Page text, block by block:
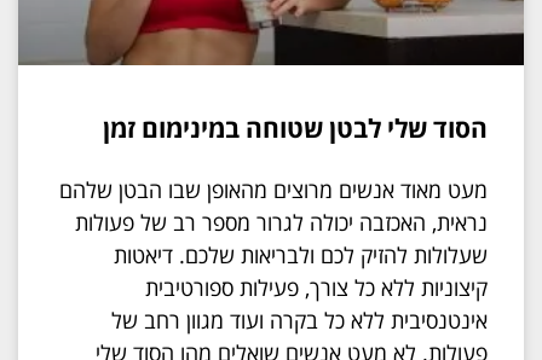
הסוד שלי לבטן שטוחה במינימום זמן
מעט מאוד אנשים מרוצים מהאופן שבו הבטן שלהם
נראית, האכזבה יכולה לגרור מספר רב של פעולות
שעלולות להזיק לכם ולבריאות שלכם. דיאטות
קיצוניות ללא כל צורך, פעילות ספורטיבית
אינטנסיבית ללא כל בקרה ועוד מגוון רחב של
פעולות. לא מעט אנשים שואלים מהו הסוד שלי